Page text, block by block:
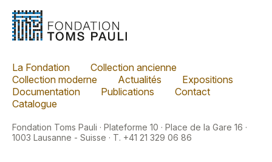
La Fondation
Collection ancienne
Collection moderne
Actualités
Expositions
Documentation
Publications
Contact
Catalogue
Fondation Toms Pauli · Plateforme 10 · Place de la Gare 16 ·
1003 Lausanne - Suisse · T. +41 21 329 06 86